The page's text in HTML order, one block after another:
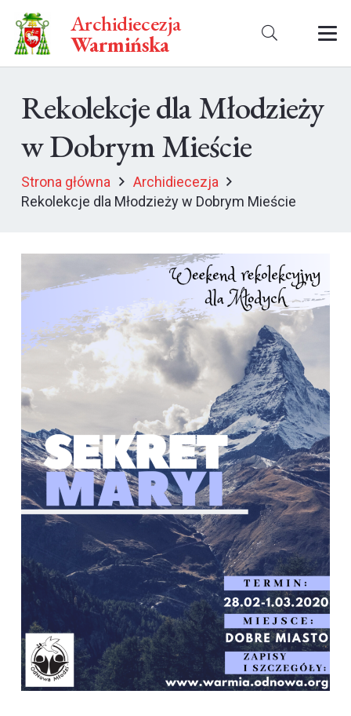
Archidiecezja
Warmińska
Rekolekcje dla Młodzieży
w Dobrym Mieście
Strona główna
Archidiecezja
Rekolekcje dla Młodzieży w Dobrym Mieście